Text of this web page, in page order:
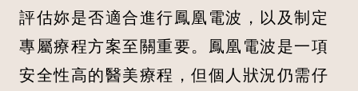
評估妳是否適合進行鳳凰電波，以及制定
專屬療程方案至關重要。鳳凰電波是一項
安全性高的醫美療程，但個人狀況仍需仔